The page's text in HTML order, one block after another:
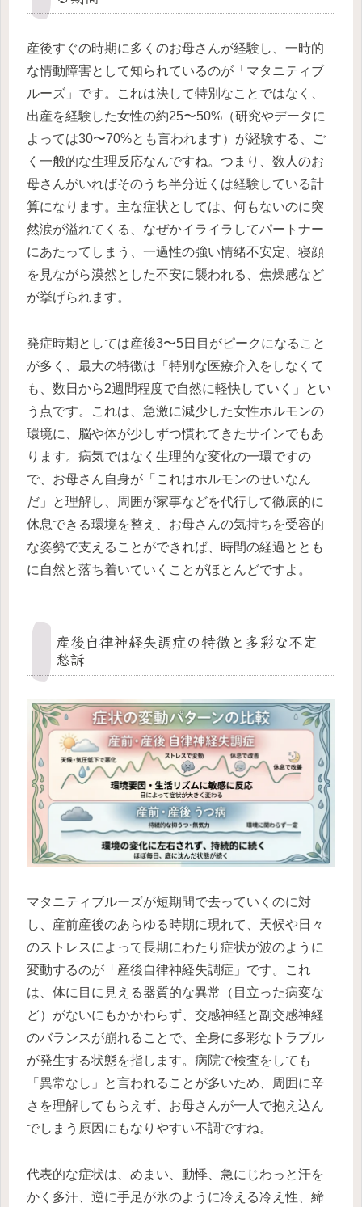
産後すぐの時期に多くのお母さんが経験し、一時的
な情動障害として知られているのが「マタニティブ
ルーズ」です。これは決して特別なことではなく、
出産を経験した女性の約25〜50%（研究やデータに
よっては30〜70%とも言われます）が経験する、ご
く一般的な生理反応なんですね。つまり、数人のお
母さんがいればそのうち半分近くは経験している計
算になります。主な症状としては、何もないのに突
然涙が溢れてくる、なぜかイライラしてパートナー
にあたってしまう、一過性の強い情緒不安定、寝顔
を見ながら漠然とした不安に襲われる、焦燥感など
が挙げられます。
発症時期としては産後3〜5日目がピークになること
が多く、最大の特徴は「特別な医療介入をしなくて
も、数日から2週間程度で自然に軽快していく」とい
う点です。これは、急激に減少した女性ホルモンの
環境に、脳や体が少しずつ慣れてきたサインでもあ
ります。病気ではなく生理的な変化の一環ですの
で、お母さん自身が「これはホルモンのせいなん
だ」と理解し、周囲が家事などを代行して徹底的に
休息できる環境を整え、お母さんの気持ちを受容的
な姿勢で支えることができれば、時間の経過ととも
に自然と落ち着いていくことがほとんどですよ。
産後自律神経失調症の特徴と多彩な不定
愁訴
マタニティブルーズが短期間で去っていくのに対
し、産前産後のあらゆる時期に現れて、天候や日々
のストレスによって長期にわたり症状が波のように
変動するのが「産後自律神経失調症」です。これ
は、体に目に見える器質的な異常（目立った病変な
ど）がないにもかかわらず、交感神経と副交感神経
のバランスが崩れることで、全身に多彩なトラブル
が発生する状態を指します。病院で検査をしても
「異常なし」と言われることが多いため、周囲に辛
さを理解してもらえず、お母さんが一人で抱え込ん
でしまう原因にもなりやすい不調ですね。
代表的な症状は、めまい、動悸、急にじわっと汗を
かく多汗、逆に手足が氷のように冷える冷え性、締